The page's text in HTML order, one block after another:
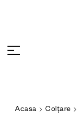
Acasa Colțare